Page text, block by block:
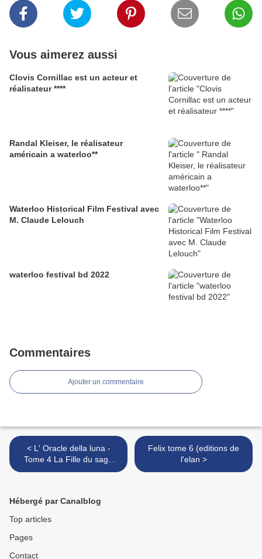
Vous aimerez aussi
Clovis Cornillac est un acteur et
réalisateur ****
Randal Kleiser, le réalisateur
américain a waterloo**
Waterloo Historical Film Festival avec
M. Claude Lelouch
waterloo festival bd 2022
Commentaires
Ajouter un commentaire
< L' Oracle della luna -
Tome 4 La Fille du sage
Scénariste Frédéric Lenoir
Felix tome 6 (editions de
l'elan >
Hébergé par Canalblog
Top articles
Pages
Contact